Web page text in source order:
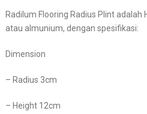
Radilum Flooring Radius Plint adalah
atau almunium, dengan spesifikasi:
Dimension
– Radius 3cm
– Height 12cm